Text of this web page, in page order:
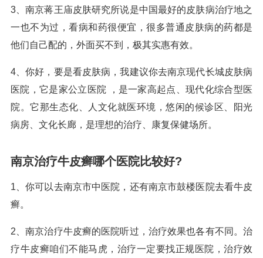
3、南京蒋王庙皮肤研究所说是中国最好的皮肤病治疗地之
一也不为过，看病和药很便宜，很多普通皮肤病的药都是
他们自己配的，外面买不到，极其实惠有效。
4、你好，要是看皮肤病，我建议你去南京现代长城皮肤病
医院，它是家公立医院 ，是一家高起点、现代化综合型医
院。它那生态化、人文化就医环境，悠闲的候诊区、阳光
病房、文化长廊，是理想的治疗、康复保健场所。
南京治疗牛皮癣哪个医院比较好?
1、你可以去南京市中医院，还有南京市鼓楼医院去看牛皮
癣。
2、南京治疗牛皮癣的医院听过，治疗效果也各有不同。治
疗牛皮癣咱们不能马虎，治疗一定要找正规医院，治疗效